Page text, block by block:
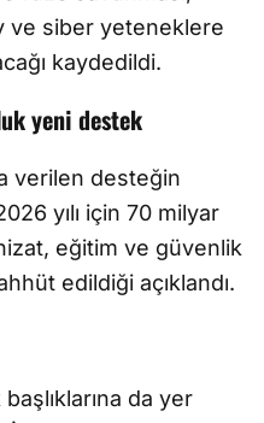
ve siber yeteneklere
kaydedildi.
yeni destek
verilen desteğin
yılı için 70 milyar
eğitim ve güvenlik
edildiği açıklandı.
da yer